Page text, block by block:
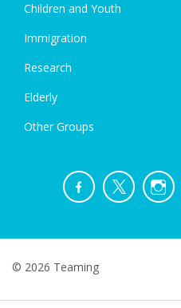
Children and Youth
Immigration
Research
Elderly
Other Groups
© 2026 Teaming